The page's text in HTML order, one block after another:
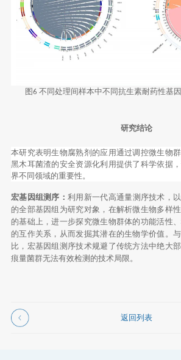
图6 不同处理间样本中不同抗生素耐药性基因
研究结论
本研究表明生物腐熟剂的应用通过调控微生物
黑木耳菌渣的安全资源化利用提供了科学依据
界不同领域的重要性。
宏基因组测序：利用新一代高通量测序技术，
的全部基因组为研究对象，在解析微生物多样
的基础上，进一步探究微生物群体的功能活性
的互作关系，从而发掘其潜在的生物学价值。
比，宏基因组测序技术规避了传统方法中绝大
痕量菌群无法有效检测的技术局限。
返回列表